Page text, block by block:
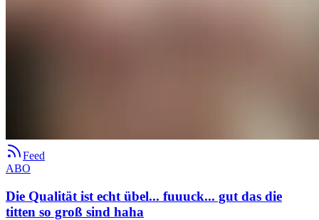
Feed
ABO
Die Qualität ist echt übel... fuuuck... gut das die
titten so groß sind haha